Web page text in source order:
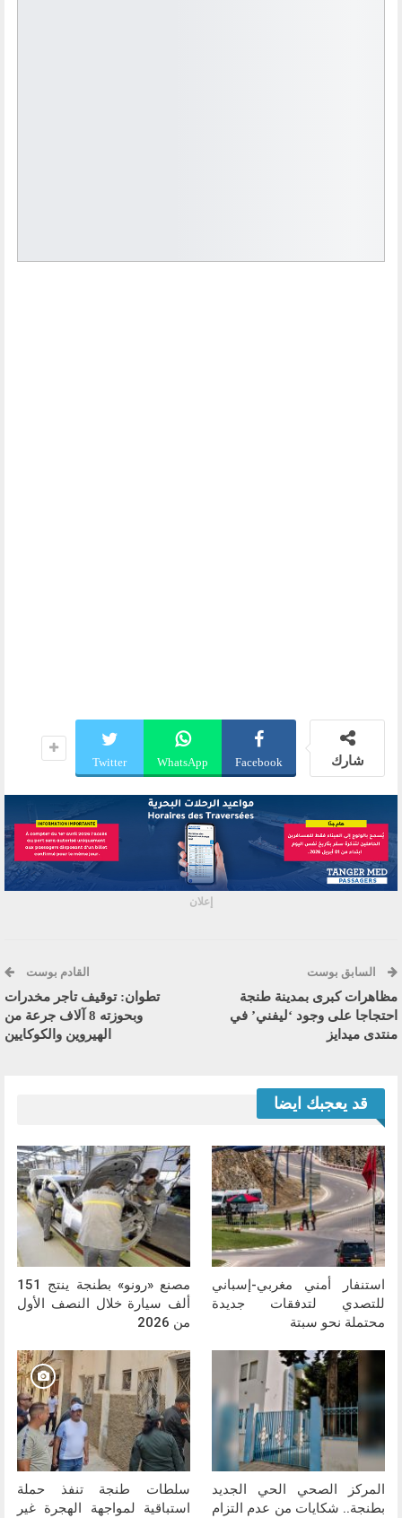
شارك Facebook
WhatsApp
Twitter
إعلان
السابق بوست
مظاهرات كبرى بمدينة طنجة
احتجاجا على وجود ‘ليفني’ في
منتدى ميدايز
القادم بوست
تطوان: توقيف تاجر مخدرات
وبحوزته 8 آلاف جرعة من
الهيروين والكوكايين
قد يعجبك ايضا
استنفار أمني مغربي-إسباني
للتصدي لتدفقات جديدة
محتملة نحو سبتة
مصنع «رونو» بطنجة ينتج 151
ألف سيارة خلال النصف الأول
من 2026
المركز الصحي الحي الجديد
بطنجة.. شكايات من عدم التزام
سلطات طنجة تنفذ حملة
استباقية لمواجهة الهجرة غير